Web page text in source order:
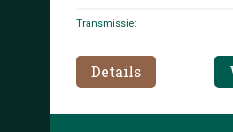
Transmissie:
Details